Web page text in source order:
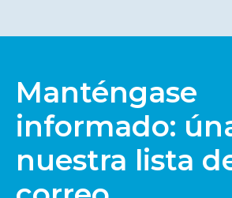
Manténgase
informado:
nuestra lista